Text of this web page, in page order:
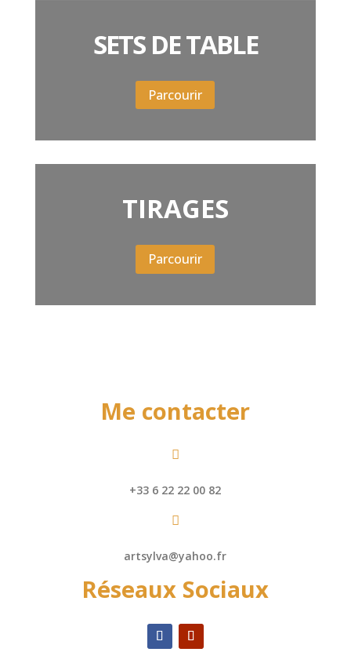
SETS DE TABLE
Parcourir
TIRAGES
Parcourir
Me contacter

+33 6 22 22 00 82

artsylva@yahoo.fr
Réseaux Sociaux